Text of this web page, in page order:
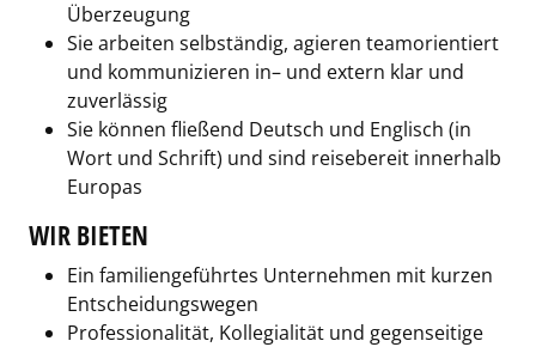
Überzeugung
Sie arbeiten selbständig, agieren teamorientiert
und kommunizieren in– und extern klar und
zuverlässig
Sie können fließend Deutsch und Englisch (in
Wort und Schrift) und sind reisebereit innerhalb
Europas
WIR BIETEN
Ein familiengeführtes Unternehmen mit kurzen
Entscheidungswegen
Professionalität, Kollegialität und gegenseitige